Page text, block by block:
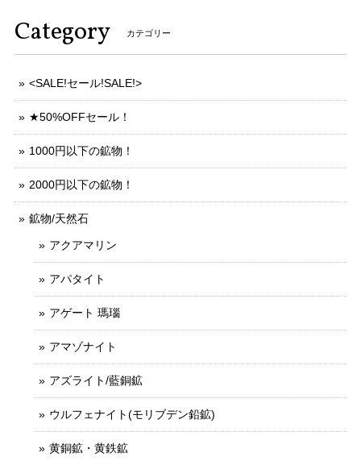
Category カテゴリー
<SALE!セール!SALE!>
★50%OFFセール！
1000円以下の鉱物！
2000円以下の鉱物！
鉱物/天然石
アクアマリン
アパタイト
アゲート 瑪瑙
アマゾナイト
アズライト/藍銅鉱
ウルフェナイト(モリブデン鉛鉱)
黄銅鉱・黄鉄鉱